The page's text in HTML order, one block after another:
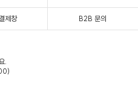
제창 B2B 문의
.